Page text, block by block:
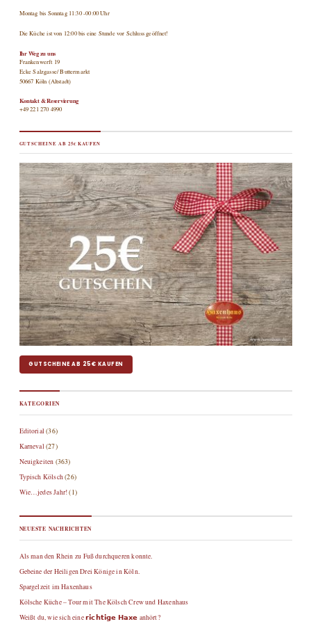
Montag bis Sonntag 11:30 -00:00 Uhr
Die Küche ist von 12:00 bis eine Stunde vor Schluss geöffnet!
Ihr Weg zu uns
Frankenwerft 19
Ecke Salzgasse/ Buttermarkt
50667 Köln (Altstadt)
Kontakt & Reservierung
+49 221 270 4990
GUTSCHEINE AB 25€ KAUFEN
GUTSCHEINE AB 25€ KAUFEN
KATEGORIEN
Editorial (36)
Karneval (27)
Neuigkeiten (363)
Typisch Kölsch(26)
Wie…jedes Jahr!(1)
NEUESTE NACHRICHTEN
Als man den Rhein zu Fuß durchqueren konnte.
Gebeine der Heiligen Drei Könige in Köln.
Spargelzeit im Haxenhaus
Kölsche Küche – Tour mit The Kölsch Crew und Haxenhaus
Weißt du, wie sich eine 𝗿𝗶𝗰𝗵𝘁𝗶𝗴𝗲 𝗛𝗮𝘅𝗲 anhört?